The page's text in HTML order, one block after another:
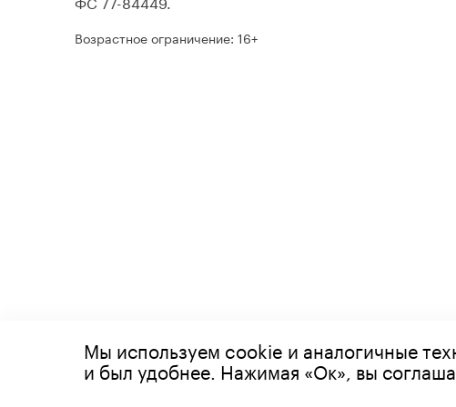
Возрастное ограничение: 16+
© 2026 Все права защищены
Мы используем cookie и аналогичные
и был удобнее. Нажимая «Ок», вы